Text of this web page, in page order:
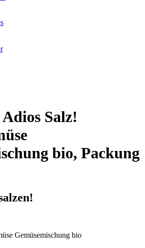
Adios Salz!
bio, Packung
Gemüsemischung bio